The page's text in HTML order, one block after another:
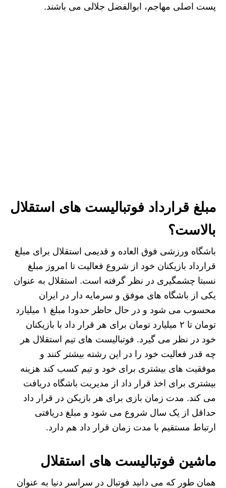
پست اصلی مهاجم، ابوالفضل جلالی می باشند.
مبلغ قرارداد فوتبالیست های استقلال
بالاست؟
باشگاه ورزشی فوق العاده و قدیمی استقلال برای مبلغ
قرارداد بازیکنان خود از شروع فعالیت تا امروز مبلغ
نسبتا چشمگیری در نظر گرفته است. استقلال به عنوان
یکی از باشگاه های موفق و سرمایه دار در ایران
محسوب می شود و در حال حاظر حدودا مبلغ ۱ میلیارد
تومان تا ۲ میلیارد تومان برای هر قرار داد با بازیکنان
خود در نظر می گیرد. فوتبالیست های تیم استقلال هر
چه قدر فعالیت خود را در این رشته بیشتر کنند و
موفقیت های بیشتری برای خود و تیم کسب کند هزینه
بیشتری برای اخذ قرار داد از مدیریت باشگاه دریافت
می کند. مدت زمان بازی برای هر بازیکن در قرار داد
حداقل از یک سال شروع می شود و مبلغ دریافتی
ارتباط مستقیم با مدت زمان قرار داد هم دارد.
ماشین فوتبالیست های استقلال
همان طور که می دانید فوتبال در سراسر دنیا به عنوان